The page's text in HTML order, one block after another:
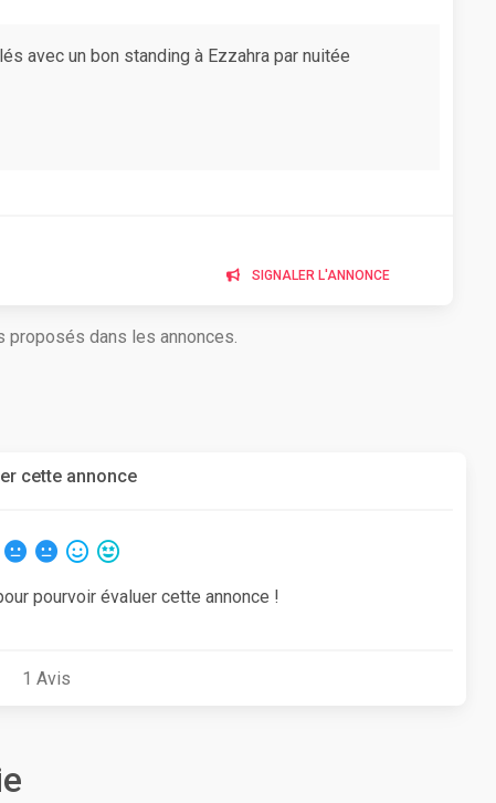
avec un bon standing à Ezzahra par nuitée
SIGNALER L'ANNONCE
dans les annonces.
cette annonce
pourvoir évaluer cette annonce !
1 Avis